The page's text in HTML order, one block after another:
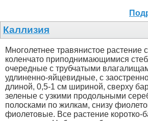
Каллизия
Многолетнее травянистое растение
коленчато приподнимающимися
очередные с трубчатыми
удлиненно-яйцевидные, с
длиной, 0,5-1 см шириной, сверху
зеленые с узкими продольными
полосками по жилкам, снизу
фиолетовые. Все растение коротко-